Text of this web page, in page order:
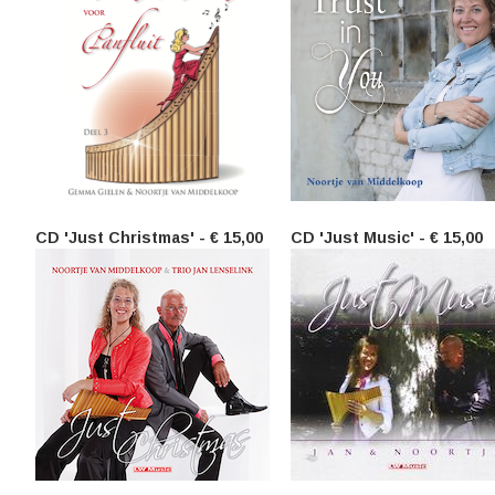
CD 'Just Christmas' - € 15,00 CD 'Just Music' - € 15,00